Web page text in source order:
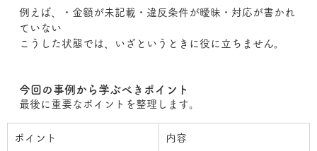
例えば、・金額が未記載・違反条件が曖昧・対応が書かれ
ていない
こうした状態では、いざというときに役に立ちません。
今回の事例から学ぶべきポイント
最後に重要なポイントを整理します。
ポイント 内容